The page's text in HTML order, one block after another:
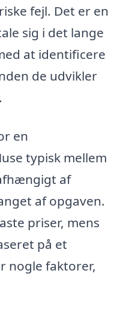
fejl. Det er en
sig i det lange
at identificere
de udvikler
en
typisk mellem
af
af opgaven.
priser, mens
på et
nogle faktorer,